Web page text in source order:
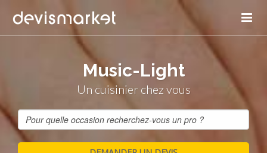
Music-Light
Un cuisinier chez vous